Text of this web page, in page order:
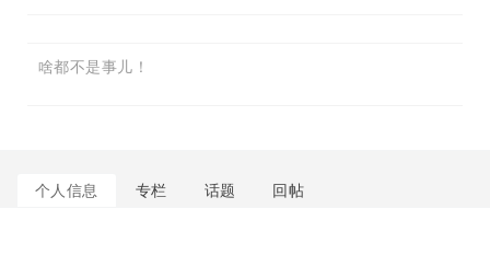
啥都不是事儿！
个人信息 专栏 话题 回帖